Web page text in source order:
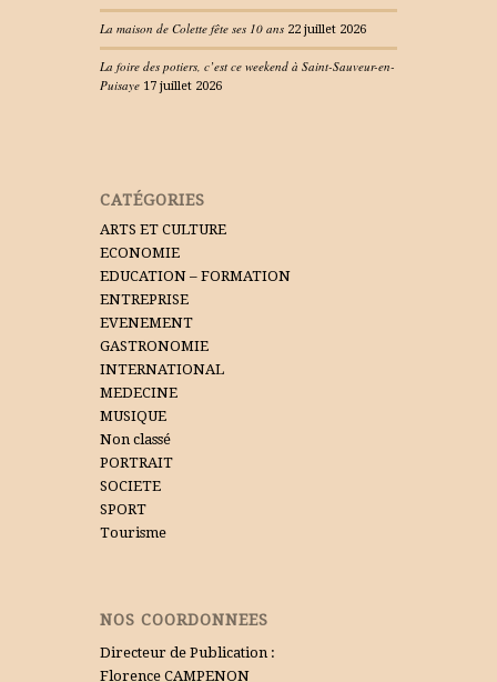
La maison de Colette fête ses 10 ans 22 juillet 2026
La foire des potiers, c’est ce weekend à Saint-Sauveur-en-
Puisaye 17 juillet 2026
CATÉGORIES
ARTS ET CULTURE
ECONOMIE
EDUCATION – FORMATION
ENTREPRISE
EVENEMENT
GASTRONOMIE
INTERNATIONAL
MEDECINE
MUSIQUE
Non classé
PORTRAIT
SOCIETE
SPORT
Tourisme
NOS COORDONNEES
Directeur de Publication :
Florence CAMPENON